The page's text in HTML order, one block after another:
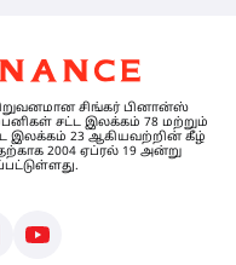
சிங்கர் பினான்ஸ்
சட்ட இலக்கம் 78 மற்றும்
இலக்கம் 23 ஆகியவற்றின் கீழ்
2004 ஏப்ரல் 19 அன்று